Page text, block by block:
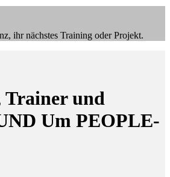
ihr nächstes Training oder Projekt.
Trainer und
Um PEOPLE-